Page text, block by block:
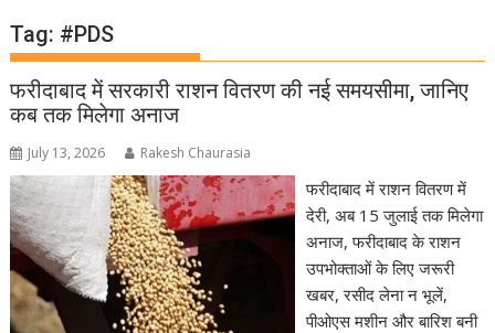
Tag: #PDS
फरीदाबाद में सरकारी राशन वितरण की नई समयसीमा, जानिए
कब तक मिलेगा अनाज
July 13, 2026 Rakesh Chaurasia
फरीदाबाद में राशन वितरण में
देरी, अब 15 जुलाई तक मिलेगा
अनाज, फरीदाबाद के राशन
उपभोक्ताओं के लिए जरूरी
खबर, रसीद लेना न भूलें,
पीओएस मशीन और बारिश बनी